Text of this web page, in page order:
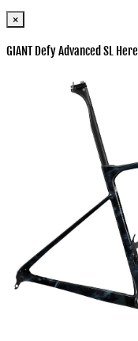
×
GIANT Defy Advanced SL